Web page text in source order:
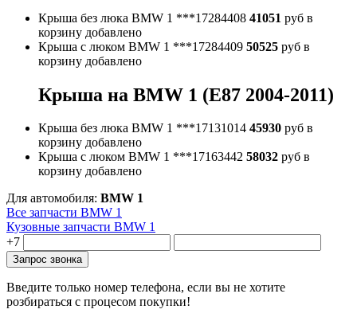
Крыша без люка BMW 1 ***17284408 41051 руб в
корзину добавлено
Крыша с люком BMW 1 ***17284409 50525 руб в
корзину добавлено
Крыша на BMW 1 (E87 2004-2011)
Крыша без люка BMW 1 ***17131014 45930 руб в
корзину добавлено
Крыша с люком BMW 1 ***17163442 58032 руб в
корзину добавлено
Для автомобиля: BMW 1
Все запчасти BMW 1
Кузовные запчасти BMW 1
+7
Введите только номер телефона, если вы не хотите
розбираться с процесом покупки!